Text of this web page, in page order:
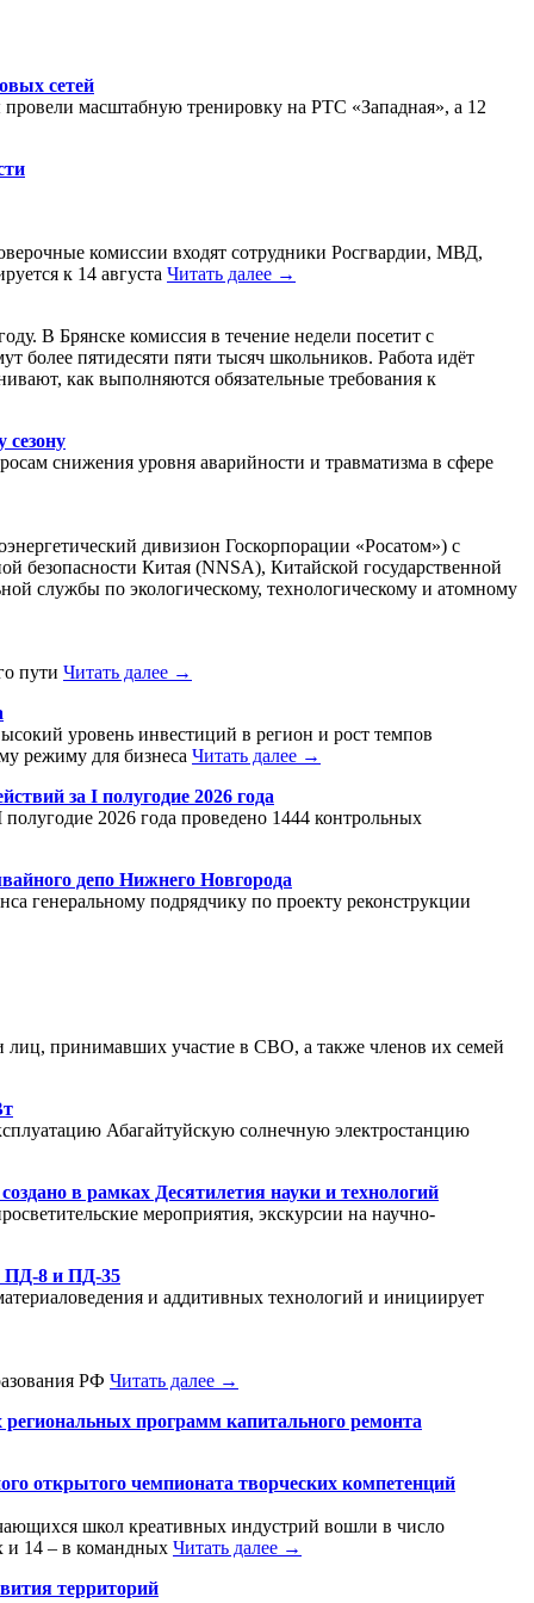
сетей
масштабную тренировку на РТС «Западная», а 12
комиссии входят сотрудники Росгвардии, МВД,
к 14 августа Читать далее →
В Брянске комиссия в течение недели посетит с
более пятидесяти пяти тысяч школьников. Работа идёт
как выполняются обязательные требования к
сезону
снижения уровня аварийности и травматизма в сфере
дивизион Госкорпорации «Росатом») с
безопасности Китая (NNSA), Китайской государственной
службы по экологическому, технологическому и атомному
пути Читать далее →
уровень инвестиций в регион и рост темпов
режиму для бизнеса Читать далее →
за I полугодие 2026 года
2026 года проведено 1444 контрольных
депо Нижнего Новгорода
генеральному подрядчику по проекту реконструкции
лиц, принимавших участие в СВО, а также членов их семей
Абагайтуйскую солнечную электростанцию
в рамках Десятилетия науки и технологий
мероприятия, экскурсии на научно-
ПД-8 и ПД-35
и аддитивных технологий и инициирует
РФ Читать далее →
программ капитального ремонта
открытого чемпионата творческих компетенций
школ креативных индустрий вошли в число
и 14 – в командных Читать далее →
территорий